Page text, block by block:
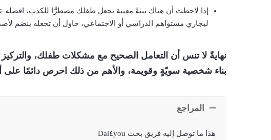
إذا لاحظت أن هناك بيئةً معينة تجعل طفلك مضطرًّا للكذب، افصله
ليجاري مستواهم الدراسي أو الاجتماعي، حاول أن تجعله ينضم
نهايةً لا تنس أن التعامل الصحيح مع مشكلات طفلك،
بناء شخصية سويّةٍ وقويمة، والأهم من ذلك احرص دائمًا على
المراجع
هذا ما توصل إليه فريق بحث Dal٤you